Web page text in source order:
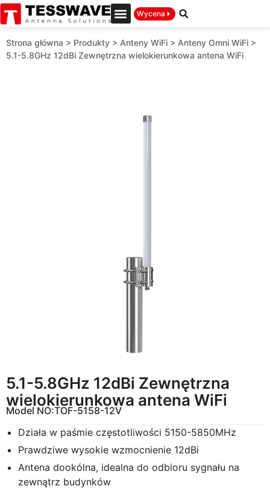
Wycena
Strona główna > Produkty > Anteny WiFi > Anteny Omni WiFi >
5.1-5.8GHz 12dBi Zewnętrzna wielokierunkowa antena WiFi
5.1-5.8GHz 12dBi Zewnętrzna
wielokierunkowa antena WiFi
Model NO:TOF-5158-12V
Działa w paśmie częstotliwości 5150-5850MHz
Prawdziwe wysokie wzmocnienie 12dBi
Antena dookólna, idealna do odbioru sygnału na
zewnątrz budynków